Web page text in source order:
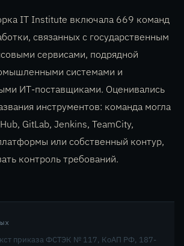
IT Institute включала 669 команд
связанных с государственным
сервисами, подрядной
системами и
ИТ-поставщиками. Оценивались
инструментов: команда могла
GitLab, Jenkins, TeamCity,
или собственный контур,
контроль требований.
приказа ФСТЭК № 117, КоАП РФ, 187-